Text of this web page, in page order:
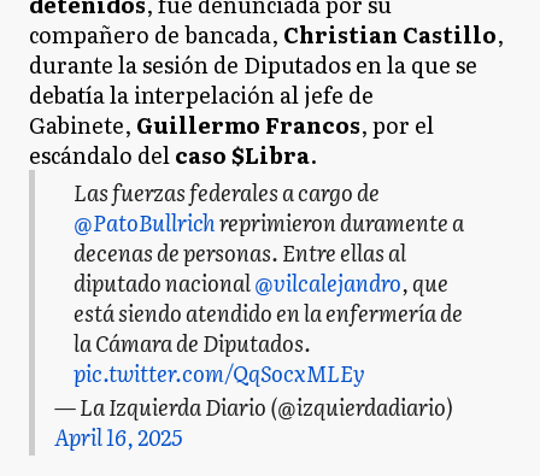
compañero de bancada, Christian Castillo,
durante la sesión de Diputados en la que se
debatía la interpelación al jefe de
Gabinete, Guillermo Francos, por el
escándalo delcaso $Libra.
Las fuerzas federales a cargo de
@PatoBullrichreprimieron duramente a
decenas de personas. Entre ellas al
diputado nacional@vilcalejandro, que
está siendo atendido en la enfermería de
la Cámara de Diputados.
pic.twitter.com/QqSocxMLEy
— La Izquierda Diario (@izquierdadiario)
April 16, 2025